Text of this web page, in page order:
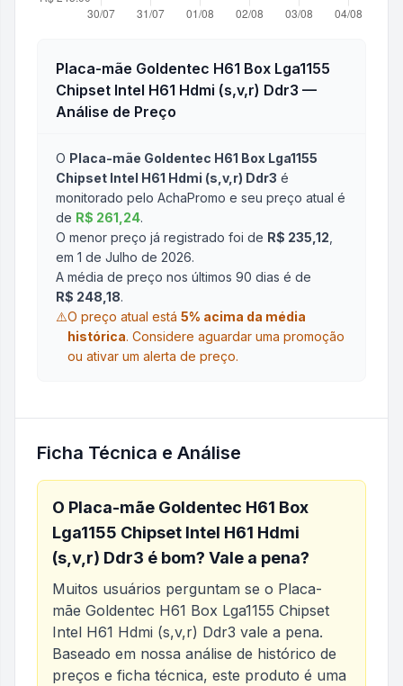
Placa-mãe Goldentec H61 Box Lga1155
Chipset Intel H61 Hdmi (s,v,r) Ddr3 —
Análise de Preço
O Placa-mãe Goldentec H61 Box Lga1155
Chipset Intel H61 Hdmi (s,v,r) Ddr3 é
monitorado pelo AchaPromo e seu preço atual é
de R$ 261,24.
O menor preço já registrado foi de R$ 235,12
em 1 de Julho de 2026.
A média de preço nos últimos 90 dias é de
R$ 248,18.
⚠️O preço atual está 5% acima da média
histórica. Considere aguardar uma promoção
ou ativar um alerta de preço.
Ficha Técnica e Análise
O Placa-mãe Goldentec H61 Box
Lga1155 Chipset Intel H61 Hdmi
(s,v,r) Ddr3 é bom? Vale a pena?
Muitos usuários perguntam se o Placa-
mãe Goldentec H61 Box Lga1155 Chipset
Intel H61 Hdmi (s,v,r) Ddr3 vale a pena.
Baseado em nossa análise de histórico de
preços e ficha técnica, este produto é uma